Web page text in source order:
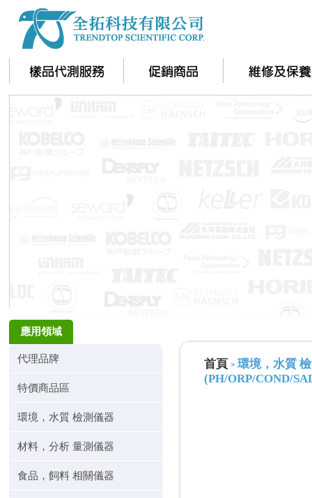
應用領域
代理品牌
特價商品區
環境，水質 檢測儀器
材料，分析 量測儀器
食品，飼料 相關儀器
首頁 > 環境，水質
(PH/ORP/COND/